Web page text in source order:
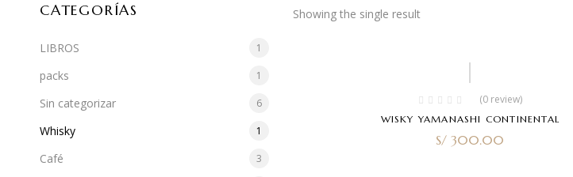
CATEGORÍAS
LIBROS 1
packs 1
Sin categorizar 6
Whisky 1
Café 3
Showing the single result
(0 review)
WISKY YAMANASHI CONTINENTAL
S/ 300.00